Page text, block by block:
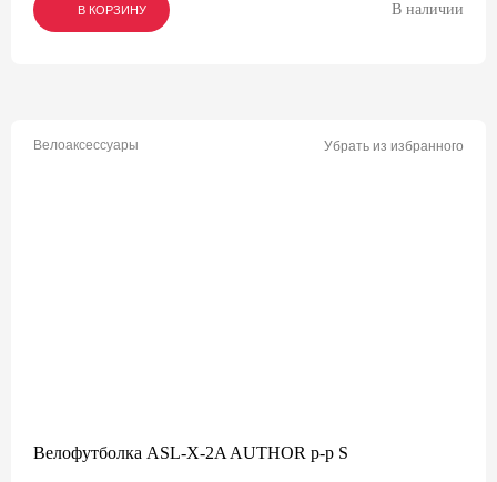
В КОРЗИНУ
В КОРЗИНУ
В КОРЗИНУ В наличии
Велоаксессуары Убрать из избранного
Велофутболка ASL-X-2A AUTHOR р-р S